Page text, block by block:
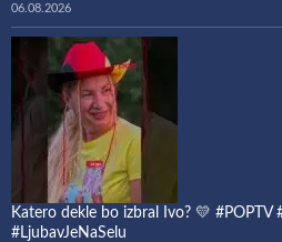
06.08.2026
Katero dekle bo izbral Ivo? 💛 #POPTV
#LjubavJeNaSelu